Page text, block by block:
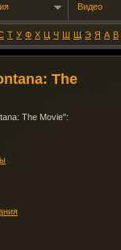
Видео
Т У Ф Х Ц Ч Ш Щ Э Я A B
The
The Movie":